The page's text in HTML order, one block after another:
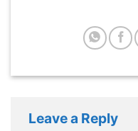
Leave a Reply